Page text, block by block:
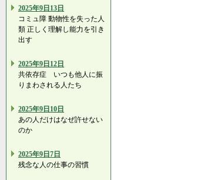
2025年9日13日
コミュ障 動物性を失った人
類 正しく理解し能力を引き
出す
2025年9日12日
共依存症 いつも他人に振
りまわされる人たち
2025年9日10日
あの人だけはなぜ許せない
のか
2025年9日7日
残念な人の仕事の習慣